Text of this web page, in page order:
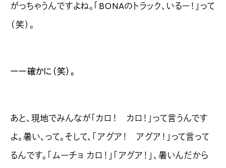
がっちゃうんですよね。「BONAのトラック、いるー！」って
（笑）。
ーー確かに（笑）。
あと、現地でみんなが「カロ！ カロ！」って言うんです
よ。暑い、って。そして、「アグア！ アグア！」って言って
るんです。「ムーチョ カロ！」「アグア！」、 暑いんだから